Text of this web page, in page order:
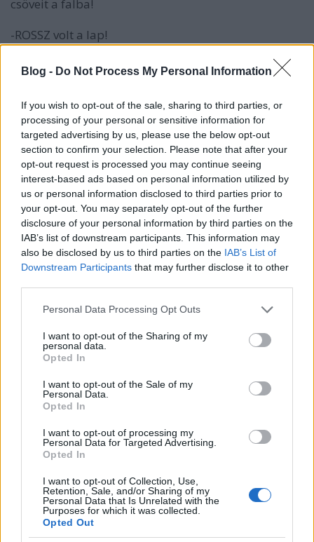
Blog - Do Not Process My Personal Information
If you wish to opt-out of the sale, sharing to third parties, or
processing of your personal or sensitive information for
targeted advertising by us, please use the below opt-out
section to confirm your selection. Please note that after your
opt-out request is processed you may continue seeing
interest-based ads based on personal information utilized by
us or personal information disclosed to third parties prior to
your opt-out. You may separately opt-out of the further
disclosure of your personal information by third parties on the
IAB’s list of downstream participants. This information may
also be disclosed by us to third parties on the IAB’s List of
Downstream Participants that may further disclose it to other
Please note that this website/app uses one or more Google
not limited to your visit or usage behaviour. You may click to
grant or deny consent to Google and its third-party tags to
use your data for below specified purposes in below Google
consent section.
Personal Data Processing Opt Outs
I want to opt-out of the Sharing of my
personal data.
Opted In
I want to opt-out of the Sale of my
Personal Data.
Opted In
I want to opt-out of processing my
Personal Data for Targeted Advertising.
Opted In
I want to opt-out of Collection, Use,
Retention, Sale, and/or Sharing of my
Personal Data that Is Unrelated with the
Purposes for which it was collected.
Opted Out
csöveit a falba!
-ROSSZ volt a lap!
-ekkora lapokból nem lehet lejtést csinálni! :DDDDD
-csak egész lapból tudok vágni :DDDDDD
ELŐRE-ELŐRE nem UTÓLAG, akkor minden oké!
Rocky
16 éve
NÉZZÜK MÁR MEG AZT A KÉPET ÚJRA!
de552b7784_m.jpg
Elmondom, hogy miért szar, de szerintem a laikusok
is látják!
1. Ez egy horizontális vonalú rakási mód, soronkénti
váltakozó magasságú kövekkel! Tehát: az azonos
vízszintes fugáinak egymáshoz képest
párhuzamosnak, így állandó távolságúnak kellene
3-4 cm!
2. A kövek számozás nélkül lettek kibontva, így
visszaépítésük igen nehéz feladat, csak és kizárólag